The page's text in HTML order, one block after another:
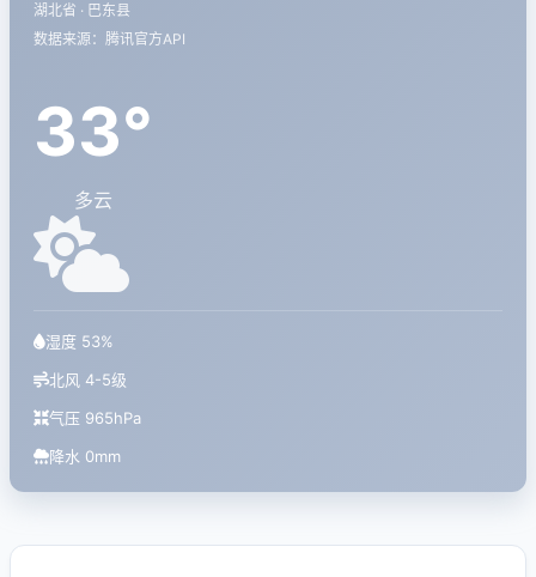
湖北省 · 巴东县
数据来源：腾讯官方API
33°
多云
湿度 53%
北风 4-5级
气压 965hPa
降水 0mm